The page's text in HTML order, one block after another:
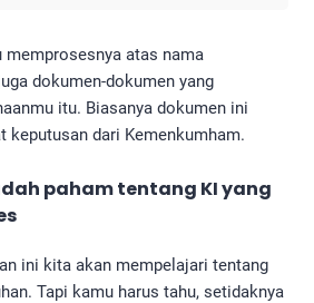
memprosesnya atas nama
dokumen-dokumen yang
itu. Biasanya dokumen ini
keputusan dari Kemenkumham.
paham tentang KI yang
ini kita akan mempelajari tentang
Tapi kamu harus tahu, setidaknya